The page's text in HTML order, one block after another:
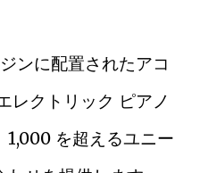
ンに配置されたアコ
レクトリック ピアノ
1,000 を超えるユニー